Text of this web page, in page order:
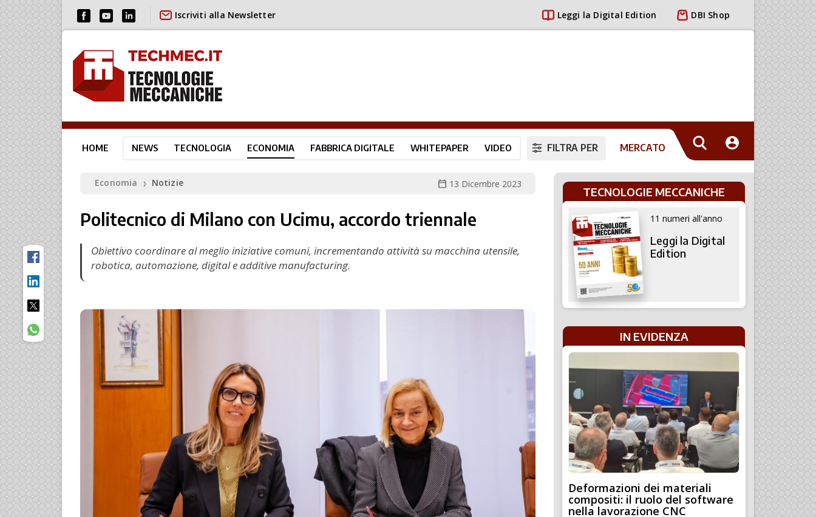
Iscriviti alla Newsletter Leggi la Digital Edition DBI Shop
HOME NEWS TECNOLOGIA ECONOMIA FABBRICA DIGITALE WHITEPAPER VIDEO FILTRA PER MERCATO
Economia ❯ Notizie calendar_today 13 Dicembre 2023
Politecnico di Milano con Ucimu, accordo triennale
Obiettivo coordinare al meglio iniziative comuni, incrementando attività su macchina utensile,
robotica, automazione, digital e additive manufacturing.
TECNOLOGIE MECCANICHE
11 numeri all'anno
Leggi la Digital
Edition
IN EVIDENZA
Deformazioni dei materiali
compositi: il ruolo del software
nella lavorazione CNC